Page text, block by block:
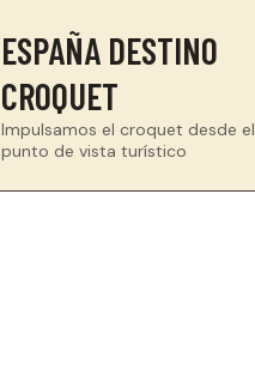
ESPAÑA DESTINO
CROQUET
Impulsamos el croquet desde el
punto de vista turístico